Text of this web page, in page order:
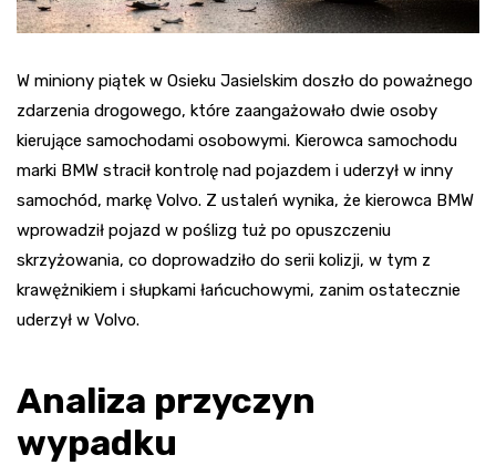
W miniony piątek w Osieku Jasielskim doszło do poważnego
zdarzenia drogowego, które zaangażowało dwie osoby
kierujące samochodami osobowymi. Kierowca samochodu
marki BMW stracił kontrolę nad pojazdem i uderzył w inny
samochód, markę Volvo. Z ustaleń wynika, że kierowca BMW
wprowadził pojazd w poślizg tuż po opuszczeniu
skrzyżowania, co doprowadziło do serii kolizji, w tym z
krawężnikiem i słupkami łańcuchowymi, zanim ostatecznie
uderzył w Volvo.
Analiza przyczyn
wypadku